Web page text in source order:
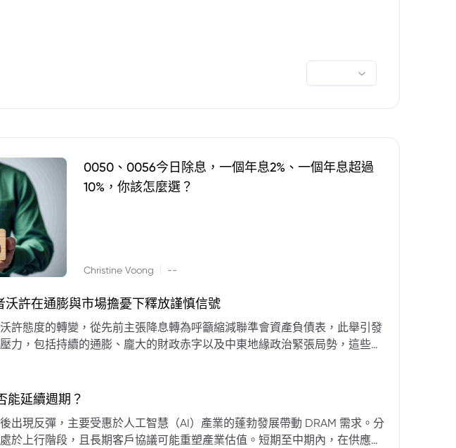
0050、0056今日除息，一個年息2%、一個年息超過
10%，你該怎麼選？
Christine Voong --
許在通膨與市場擔憂下釋放謹慎信號
許態度的轉變，從先前主張降息轉為呼籲縮減聯準會資產負債表，此舉引發
力，包括持續的通膨、龐大的財政赤字以及中東地緣政治緊張局勢，這些因
縮減資產負債表的空間。專家預計將進入政策觀望期，重點將放在維持較高
能延續週期？
出現反彈，主要受惠於人工智慧（AI）產業的蓬勃發展帶動 DRAM 需求。分
於上行階段，且長期客戶協議可能重塑產業估值。短期至中期內，在供應受